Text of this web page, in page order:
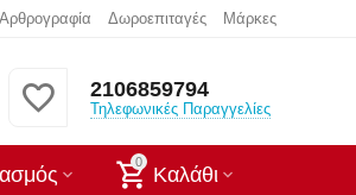
Αρθρογραφία Δωροεπιταγές Μάρκες
2106859794
Τηλεφωνικές Παραγγελίες
0
Καλάθι